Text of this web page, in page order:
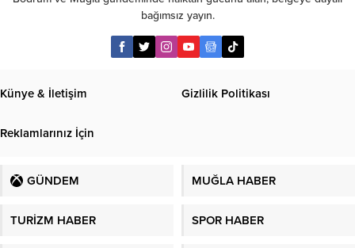
bağımsız yayın.
Künye & İletişim Gizlilik Politikası
Reklamlarınız İçin
GÜNDEM MUĞLA HABER
TURİZM HABER SPOR HABER